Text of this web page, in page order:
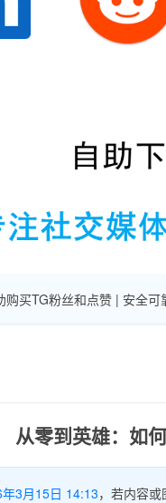
买TG粉丝和点赞 | 安全可
从零到英雄：如
3月15日 14:13，若内容